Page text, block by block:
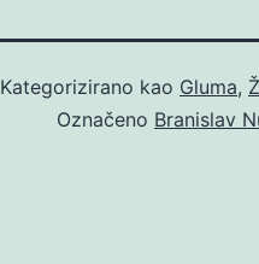
Kategorizirano kao Gluma,
Označeno Branislav